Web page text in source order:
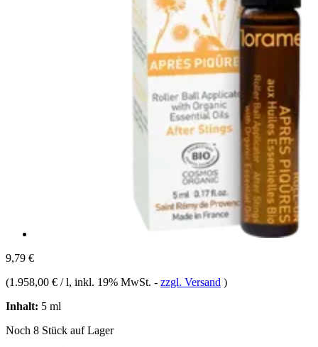
9,79 €
(1.958,00 € / l, inkl. 19% MwSt. - zzgl. Versand )
Inhalt: 5 ml
Noch 8 Stück auf Lager